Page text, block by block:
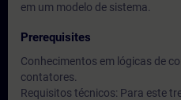
em um modelo de sistema.
Prerequisites
Conhecimentos em lógicas de
contatores.
Requisitos técnicos: Para este